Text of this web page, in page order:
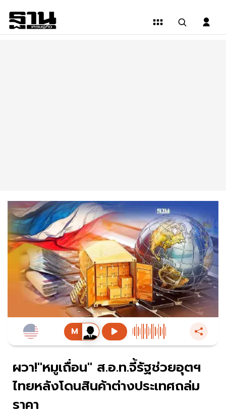
ผวา!"หมูเถื่อน" ส.อ.ท.จี้รัฐช่วยอุตฯ
ไทยหลังโดนสินค้าต่างประเทศถล่ม
ราคา